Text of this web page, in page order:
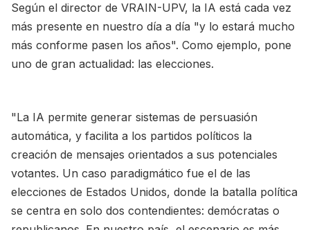
Según el director de VRAIN-UPV, la IA está cada vez
más presente en nuestro día a día "y lo estará mucho
más conforme pasen los años". Como ejemplo, pone
uno de gran actualidad: las elecciones.
"La IA permite generar sistemas de persuasión
automática, y facilita a los partidos políticos la
creación de mensajes orientados a sus potenciales
votantes. Un caso paradigmático fue el de las
elecciones de Estados Unidos, donde la batalla política
se centra en solo dos contendientes: demócratas o